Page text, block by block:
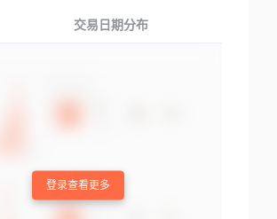
交易日期分布
登录查看更多